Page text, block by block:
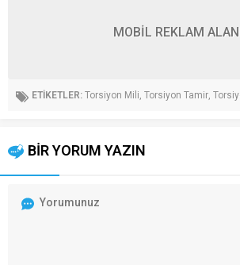
MOBİL REKLAM
ETİKETLER: Torsiyon Mili, Torsiyon Tamir,
BİR YORUM YAZIN